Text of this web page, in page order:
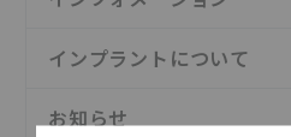
インプラントについて
お知らせ